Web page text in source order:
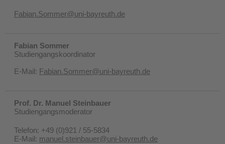
Fabian.Sommer@uni-bayreuth.de
Fabian Sommer
Studiengangskoordinator
E-Mail: Fabian.Sommer@uni-bayreuth.de
Prof. Dr. Manuel Steinbauer
Studiengangsmoderator
Telefon: +49 (0)921 / 55-5834
E-Mail: manuel.steinbauer@uni-bayreuth.de